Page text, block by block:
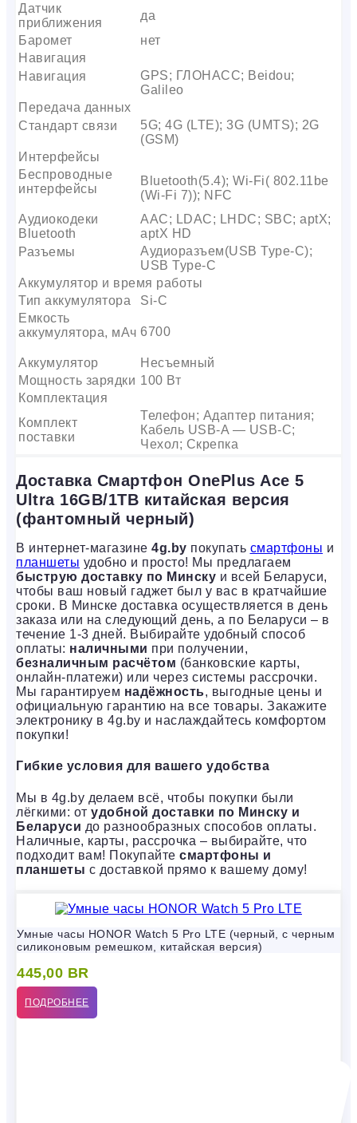
Датчик
приближения
да
Баромет
нет
Навигация
Навигация
GPS; ГЛОНАСС; Beidou;
Galileo
Передача данных
Стандарт связи
5G; 4G (LTE); 3G (UMTS); 2G
(GSM)
Интерфейсы
Беспроводные
интерфейсы
Bluetooth(5.4); Wi-Fi( 802.11be
(Wi-Fi 7)); NFC
Аудиокодеки
Bluetooth
AAC; LDAC; LHDC; SBC; aptX;
aptX HD
Разъемы
Аудиоразъем(USB Type-C);
USB Type-C
Аккумулятор и время работы
Тип аккумулятора
Si-C
Емкость
аккумулятора, мАч 6700
Аккумулятор
Несъемный
Мощность зарядки 100 Вт
Комплектация
Комплект
поставки
Телефон; Адаптер питания;
Кабель USB-A — USB-C;
Чехол; Скрепка
Доставка Смартфон OnePlus Ace 5
Ultra 16GB/1TB китайская версия
(фантомный черный)
В интернет-магазине 4g.by покупать смартфоны и
планшеты удобно и просто! Мы предлагаем
быструю доставку по Минску и всей Беларуси,
чтобы ваш новый гаджет был у вас в кратчайшие
сроки. В Минске доставка осуществляется в день
заказа или на следующий день, а по Беларуси – в
течение 1-3 дней. Выбирайте удобный способ
оплаты: наличными при получении,
безналичным расчётом (банковские карты,
онлайн-платежи) или через системы рассрочки.
Мы гарантируем надёжность, выгодные цены и
официальную гарантию на все товары. Закажите
электронику в 4g.by и наслаждайтесь комфортом
покупки!
Гибкие условия для вашего удобства
Мы в 4g.by делаем всё, чтобы покупки были
лёгкими: от удобной доставки по Минску и
Беларуси до разнообразных способов оплаты.
Наличные, карты, рассрочка – выбирайте, что
подходит вам! Покупайте смартфоны и
планшеты с доставкой прямо к вашему дому!
Умные часы HONOR Watch 5 Pro LTE (черный, с черным
силиконовым ремешком, китайская версия)
445,00 BR
ПОДРОБНЕЕ